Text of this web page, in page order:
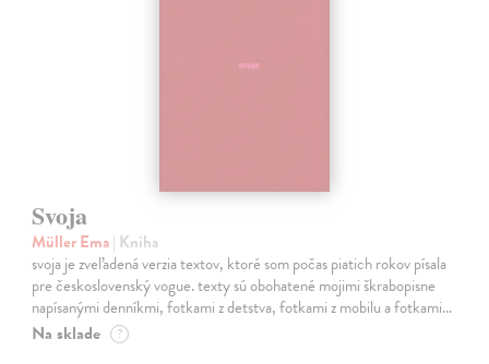
Svoja
Müller Ema| Kniha
svoja je zveľadená verzia textov, ktoré som počas piatich rokov písala
pre československý vogue. texty sú obohatené mojimi škrabopisne
napísanými denníkmi, fotkami z detstva, fotkami z mobilu a fotkami…
Na sklade ?